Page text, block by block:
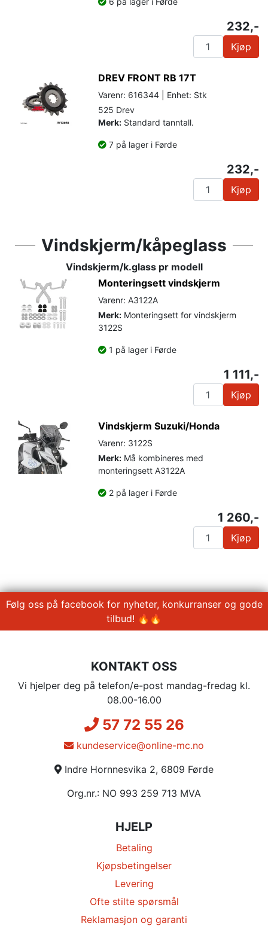
232,-
Kjøp
DREV FRONT RB 17T
Varenr: 616344 | Enhet: Stk
525 Drev
Merk: Standard tanntall.
7 på lager i Førde
232,-
Kjøp
Vindskjerm/kåpeglass
Vindskjerm/k.glass pr modell
Monteringsett vindskjerm
Varenr: A3122A
Merk: Monteringsett for vindskjerm
3122S
1 på lager i Førde
1 111,-
Kjøp
Vindskjerm Suzuki/Honda
Varenr: 3122S
Merk: Må kombineres med
monteringsett A3122A
2 på lager i Førde
1 260,-
Kjøp
Følg oss på facebook for nyheter, konkurranser og gode
tilbud! 🔥🔥
KONTAKT OSS
Vi hjelper deg på telefon/e-post mandag-fredag kl.
08.00-16.00
57 72 55 26
kundeservice@online-mc.no
Indre Hornnesvika 2, 6809 Førde
Org.nr.: NO 993 259 713 MVA
HJELP
Betaling
Kjøpsbetingelser
Levering
Ofte stilte spørsmål
Reklamasjon og garanti